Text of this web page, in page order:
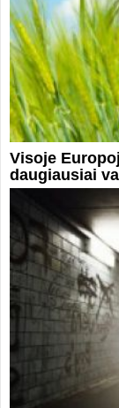
Visoje
daugiausiai